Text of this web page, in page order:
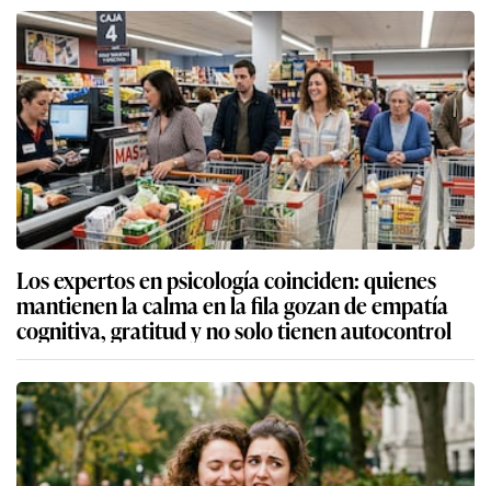
Los expertos en psicología coinciden: quienes
mantienen la calma en la fila gozan de empatía
cognitiva, gratitud y no solo tienen autocontrol